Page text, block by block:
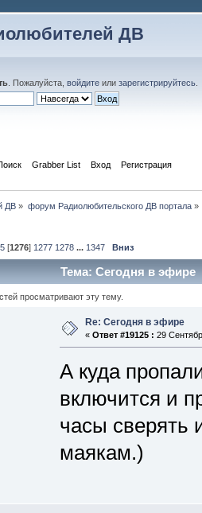
ДВ
. Пожалуйста, войдите или зарегистрируйтесь
Grabber List Вход Регистрация
ДВ » форум Радиолюбительского ДВ портала»
[1276] 1277 1278 ... 1347 Вниз
Тема: Сегодня в эфире
просматривают эту тему.
Re: Сегодня в эфире
« Ответ #19125 : 29
А куда
включится и
часы сверять
маякам.)